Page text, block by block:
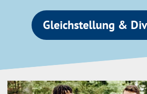
Gleichstellung &